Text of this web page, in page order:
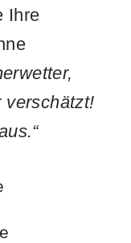
Ihre
verschätzt!